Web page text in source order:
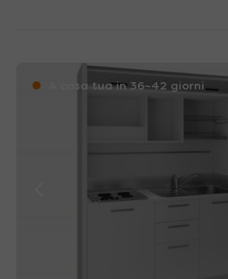
A casa tua in 36~42 giorni